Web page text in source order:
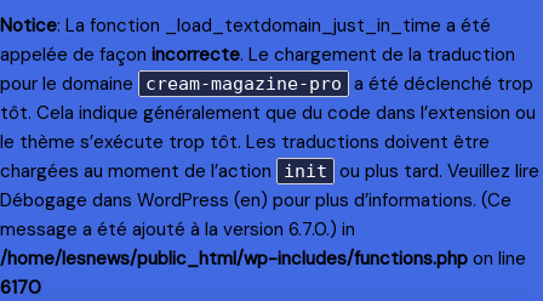
Notice: La fonction _load_textdomain_just_in_time a été
appelée de façon incorrecte. Le chargement de la traduction
pour le domaine
cream-magazine-pro
a été déclenché trop
tôt. Cela indique généralement que du code dans l’extension ou
le thème s’exécute trop tôt. Les traductions doivent être
chargées au moment de l’action
init
ou plus tard. Veuillez lire
Débogage dans WordPress (en) pour plus d’informations. (Ce
message a été ajouté à la version 6.7.0.) in
/home/lesnews/public_html/wp-includes/functions.php on line
6170